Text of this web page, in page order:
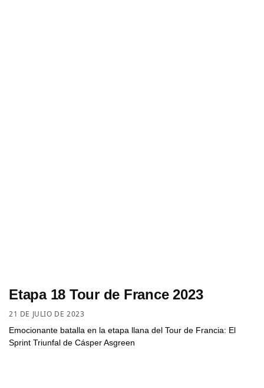
Etapa 18 Tour de France 2023
21 DE JULIO DE 2023
Emocionante batalla en la etapa llana del Tour de Francia: El
Sprint Triunfal de Cásper Asgreen